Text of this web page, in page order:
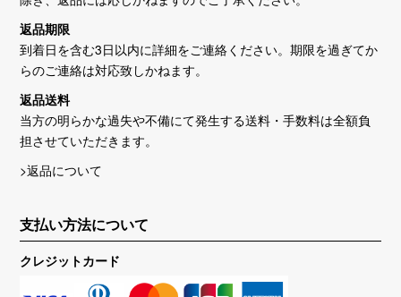
返品期限
到着日を含む3日以内に詳細をご連絡ください。期限を過ぎてか
らのご連絡は対応致しかねます。
返品送料
当方の明らかな過失や不備にて発生する送料・手数料は全額負
担させていただきます。
>返品について
支払い方法について
クレジットカード